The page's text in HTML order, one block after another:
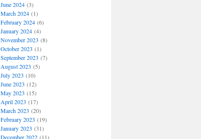
June 2024(3)
March 2024(1)
February 2024(6)
January 2024(4)
November 2023 (8)
October 2023 (1)
September 2023 (7)
August 2023 (5)
July 2023 (10)
June 2023 (12)
May 2023 (15)
April 2023 (17)
March 2023 (20)
February 2023 (19)
January 2023 (31)
December 2022(11)